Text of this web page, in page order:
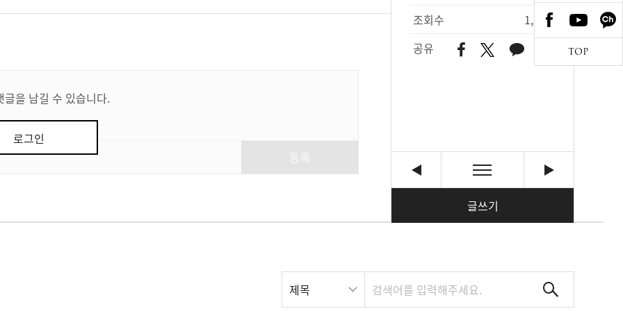
조회수
1,387
공유
글쓰기
글을 남길 수 있습니다.
로그인
스제목
TOP